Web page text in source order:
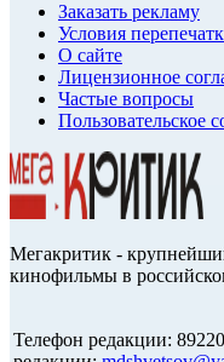
Заказать рекламу
Условия
О сайте
Лицензионное
Частые вопросы
Пользовательское
Мегакритик -
кинофильмы в
Телефон редакции: